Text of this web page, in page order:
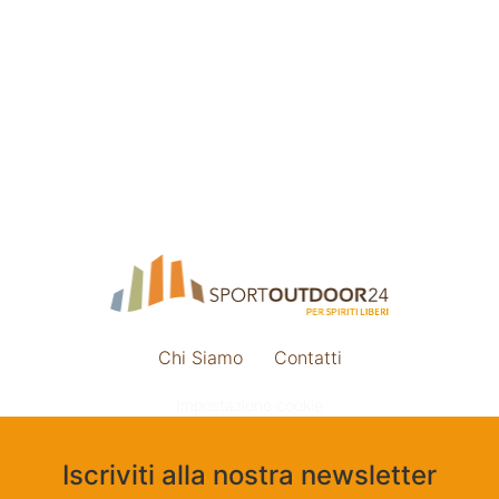
Chi Siamo Contatti
Iscriviti alla nostra newsletter